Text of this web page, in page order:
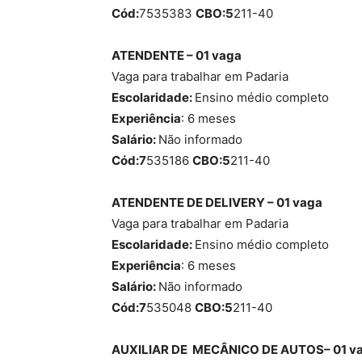
Cód:7535383 CBO:5211-40
ATENDENTE – 01 vaga
Vaga para trabalhar em Padaria
Escolaridade: Ensino médio completo
Experiência: 6 meses
Salário: Não informado
Cód:7535186 CBO:5211-40
ATENDENTE DE DELIVERY – 01 vaga
Vaga para trabalhar em Padaria
Escolaridade: Ensino médio completo
Experiência: 6 meses
Salário: Não informado
Cód:7535048 CBO:5211-40
AUXILIAR DE MECÂNICO DE AUTOS– 01